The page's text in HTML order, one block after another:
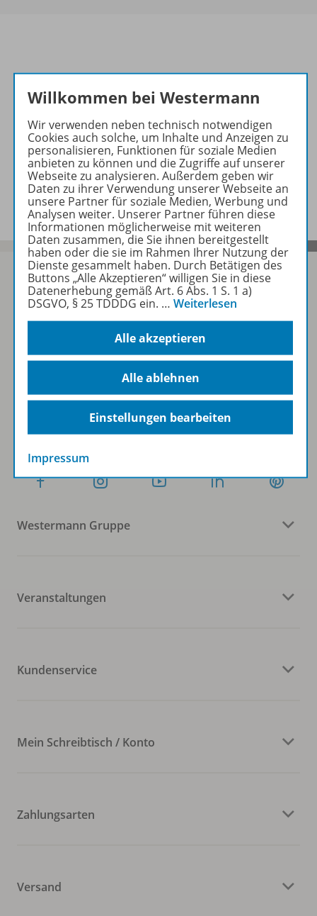
Informationen
Beschreibung
Video zu folgenden Werken
Sofort profitieren
Zum Newsletter anmelden
Folgen Sie uns auf Social Media
Westermann Gruppe
Veranstaltungen
Kundenservice
Mein Schreibtisch / Konto
Zahlungsarten
Versand
Willkommen bei Westermann
Wir verwenden neben technisch notwendigen
Cookies auch solche, um Inhalte und Anzeigen zu
personalisieren, Funktionen für soziale Medien
anbieten zu können und die Zugriffe auf unserer
Webseite zu analysieren. Außerdem geben wir
Daten zu ihrer Verwendung unserer Webseite an
unsere Partner für soziale Medien, Werbung und
Analysen weiter. Unserer Partner führen diese
Informationen möglicherweise mit weiteren
Daten zusammen, die Sie ihnen bereitgestellt
haben oder die sie im Rahmen Ihrer Nutzung der
Dienste gesammelt haben. Durch Betätigen des
Buttons „Alle Akzeptieren“ willigen Sie in diese
Datenerhebung gemäß Art. 6 Abs. 1 S. 1 a)
DSGVO, § 25 TDDDG ein. … Weiterlesen
Alle akzeptieren
Alle ablehnen
Einstellungen bearbeiten
Impressum